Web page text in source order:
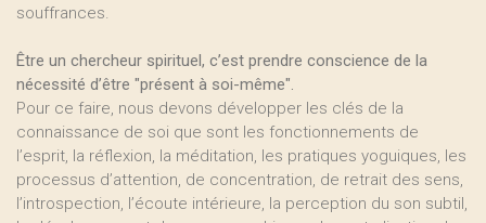
souffrances.
Être un chercheur spirituel, c’est prendre conscience de la
nécessité d’être "présent à soi-même".
Pour ce faire, nous devons développer les clés de la
connaissance de soi que sont les fonctionnements de
l’esprit, la réflexion, la méditation, les pratiques yoguiques, les
processus d’attention, de concentration, de retrait des sens,
l’introspection, l’écoute intérieure, la perception du son subtil,